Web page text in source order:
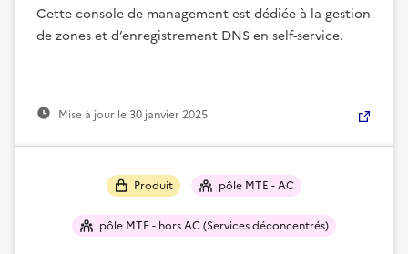
Cette console de management est dédiée à la gestion
de zones et d’enregistrement DNS en self-service.
Mise à jour le30 janvier 2025
Produit pôle MTE - AC
pôle MTE - hors AC (Services déconcentrés)